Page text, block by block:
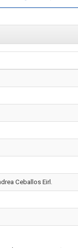
Ceballos Eirl.